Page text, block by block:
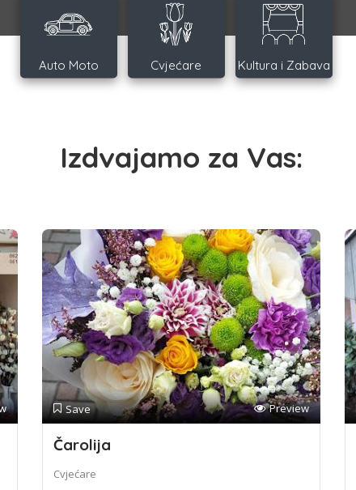
Auto Moto Cvjećare Kultura i Zabava
Izdvajamo za Vas:
Save Preview
Čarolija
Cvjećare